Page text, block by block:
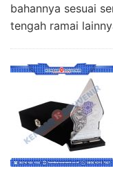
bahannya sesuai
tengah ramai